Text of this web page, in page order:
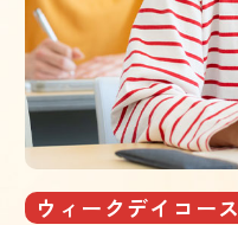
ウィークデイコース